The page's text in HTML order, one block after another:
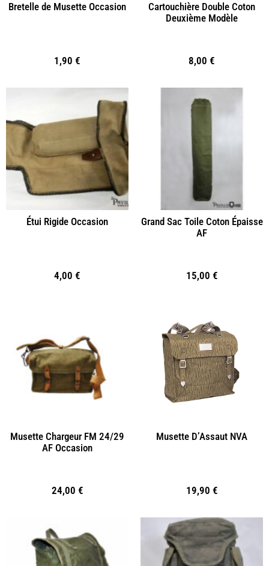
Bretelle de Musette Occasion
1,90 €
Cartouchière Double Coton
Deuxième Modèle
8,00 €
Étui Rigide Occasion
4,00 €
Grand Sac Toile Coton Épaisse
AF
15,00 €
Musette Chargeur FM 24/29
AF Occasion
24,00 €
Musette D’Assaut NVA
19,90 €